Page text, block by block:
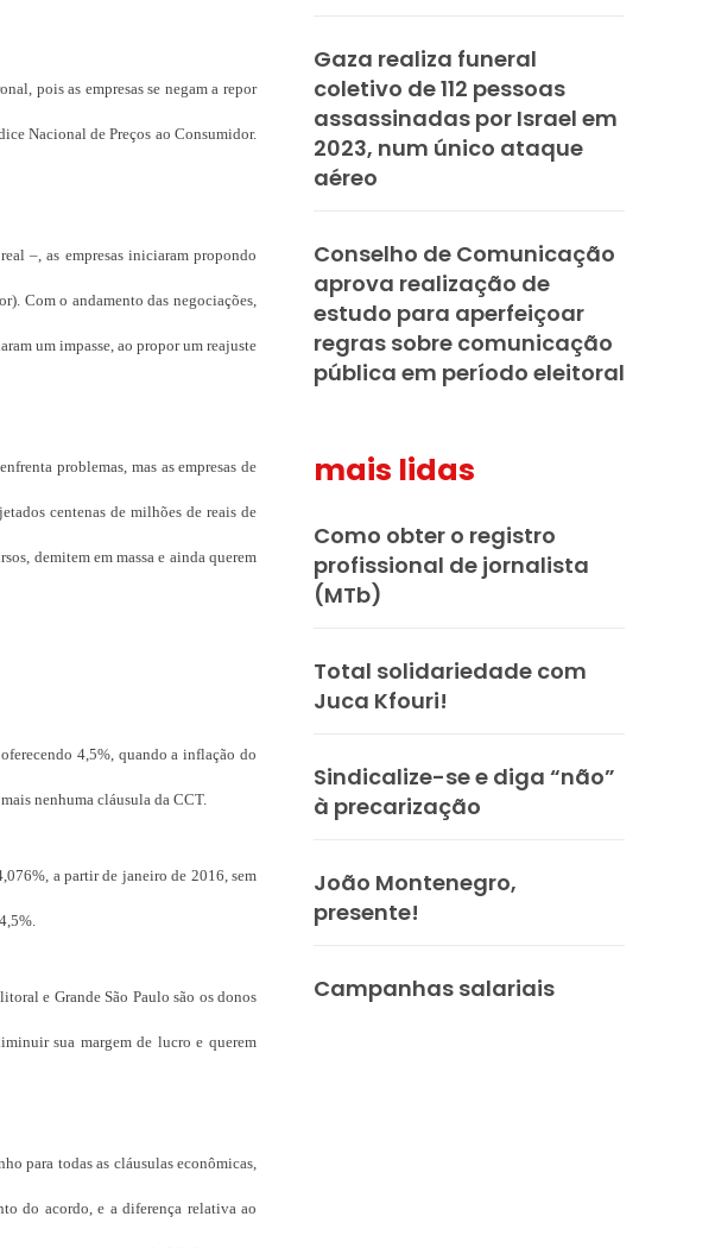
pois as empresas se negam a repor
Nacional de Preços ao Consumidor.
–, as empresas iniciaram propondo
Com o andamento das negociações,
um impasse, ao propor um reajuste
problemas, mas as empresas de
centenas de milhões de reais de
demitem em massa e ainda querem
4,5%, quando a inflação do
nenhuma cláusula da CCT.
a partir de janeiro de 2016, sem
e Grande São Paulo são os donos
sua margem de lucro e querem
para todas as cláusulas econômicas,
do acordo, e a diferença relativa ao
Gaza realiza funeral
coletivo de 112 pessoas
assassinadas por Israel em
2023, num único ataque
aéreo
Conselho de Comunicação
aprova realização de
estudo para aperfeiçoar
regras sobre comunicação
pública em período eleitoral
mais lidas
Como obter o registro
profissional de jornalista
(MTb)
Total solidariedade com
Juca Kfouri!
Sindicalize-se e diga “não”
à precarização
João Montenegro,
presente!
Campanhas salariais